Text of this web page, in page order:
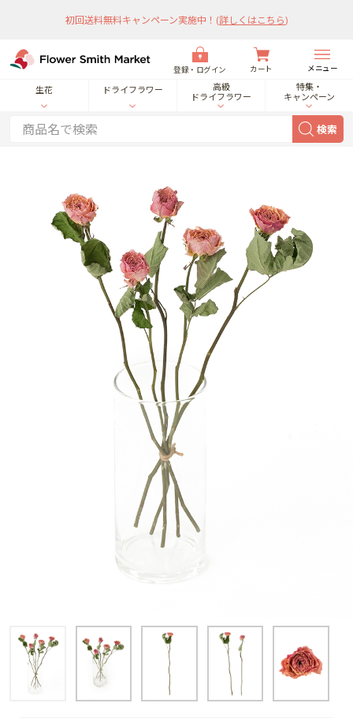
初回送料無料キャンペーン実施中！ (詳しくはこちら)
登録・ログイン カート メニュー
生花 ドライフラワー
高級
ドライフラワー
特集・
キャンペーン
検索